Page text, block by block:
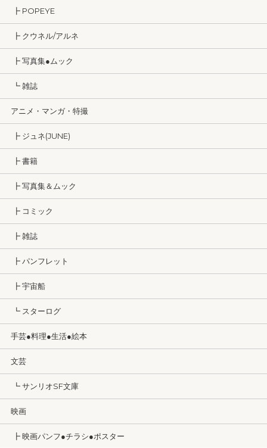
┣ POPEYE
┣ クウネル/アルネ
┣ 写真集●ムック
┗ 雑誌
アニメ・マンガ・特撮
┣ ジュネ(JUNE)
┣ 書籍
┣ 写真集＆ムック
┣ コミック
┣ 雑誌
┣ パンフレット
┣ 宇宙船
┗ スターログ
手芸●料理●生活●絵本
文芸
┗ サンリオSF文庫
映画
┣ 映画パンフ●チラシ●ポスター